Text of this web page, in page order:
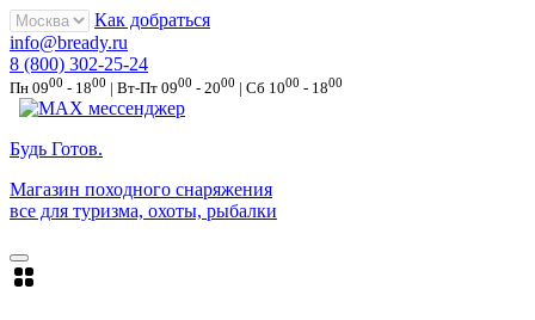
Как добраться
info@bready.ru
8 (800) 302-25-24
Пн 0900 - 1800 | Вт-Пт 0900 - 2000 | Сб 1000 - 1800
Будь Готов.
Магазин походного снаряжения
все для туризма, охоты, рыбалки